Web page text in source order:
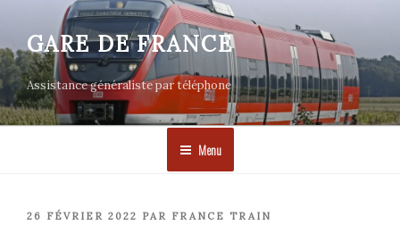
contenu
principal
GARE DE FRANCE
Assistance généraliste par téléphone
Menu
PUBLIÉ
26 FÉVRIER 2022 PAR FRANCE TRAIN